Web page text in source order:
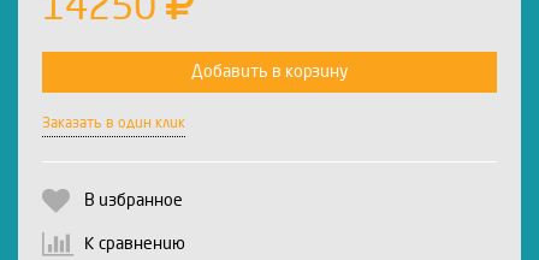
Добавить в корзину
Заказать в один клик
В избранное
К сравнению